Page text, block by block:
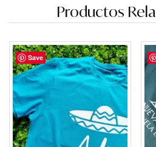
Productos
Save